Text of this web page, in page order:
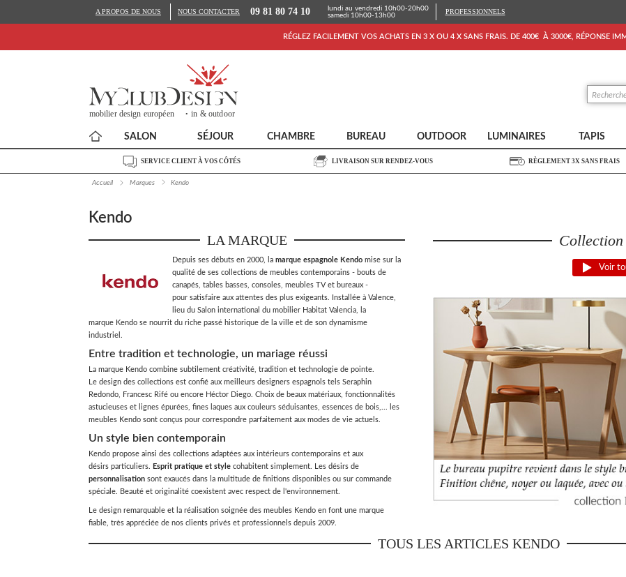
A PROPOS DE NOUS NOUS CONTACTER 09 81 80 74 10
lundi au vendredi 10h00-20h00
samedi 10h00-13h00
PROFESSIONNELS
RÉGLEZ FACILEMENT VOS ACHATS EN 3 X OU 4 X SANS FRAIS. DE 400€ À 3000€, RÉPONSE
SALON SÉJOUR CHAMBRE BUREAU OUTDOOR LUMINAIRES TAPIS
SERVICE CLIENT À VOS CÔTÉS LIVRAISON SUR RENDEZ-VOUS RÈGLEMENT 3X SANS FRAIS
Accueil Marques Kendo
Kendo
LA MARQUE
Depuis ses débuts en 2000, la marque espagnole Kendo mise sur la
qualité de ses collections de meubles contemporains - bouts de
canapés, tables basses, consoles, meubles TV et bureaux -
pour satisfaire aux attentes des plus exigeants. Installée à Valence,
lieu du Salon international du mobilier Habitat Valencia, la
marque Kendo se nourrit du riche passé historique de la ville et de son dynamisme
industriel.
Entre tradition et technologie, un mariage réussi
La marque Kendo combine subtilement créativité, tradition et technologie de pointe.
Le design des collections est confié aux meilleurs designers espagnols tels Seraphin
Redondo, Francesc Rifé ou encore Héctor Diego. Choix de beaux matériaux, fonctionnalités
astucieuses et lignes épurées, fines laques aux couleurs séduisantes, essences de bois,... les
meubles Kendo sont conçus pour correspondre parfaitement aux modes de vie actuels.
Un style bien contemporain
Kendo propose ainsi des collections adaptées aux intérieurs contemporains et aux
désirs particuliers.
Esprit pratique et style cohabitent simplement. Les désirs de
personnalisation sont exaucés dans la multitude de finitions disponibles ou sur commande
spéciale. Beauté et originalité coexistent avec respect de l'environnement.
Le design remarquable et la réalisation soignée des meubles Kendo en font une marque
fiable, très appréciée de nos clients privés et professionnels depuis 2009.
Voir
TOUS LES ARTICLES KENDO